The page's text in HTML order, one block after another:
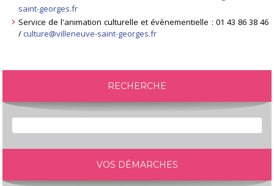
saint-georges.fr
Service de l'animation culturelle et évènementielle : 01 43 86 38 46
/culture@villeneuve-saint-georges.fr
RECHERCHE
VOS DÉMARCHES